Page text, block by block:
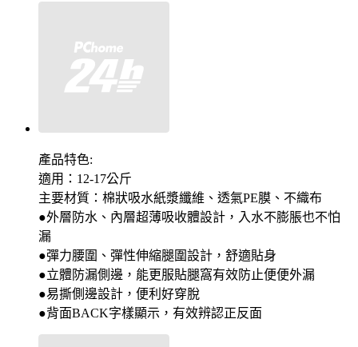
產品特色:
適用：12-17公斤
主要材質：棉狀吸水紙漿纖維、透氣PE膜、不織布
●外層防水、內層超薄吸收體設計，入水不膨脹也不怕
漏
●彈力腰圍、彈性伸縮腿圍設計，舒適貼身
●立體防漏側邊，能更服貼腿窩有效防止便便外漏
●易撕側邊設計，便利好穿脫
●背面BACK字樣顯示，有效辨認正反面